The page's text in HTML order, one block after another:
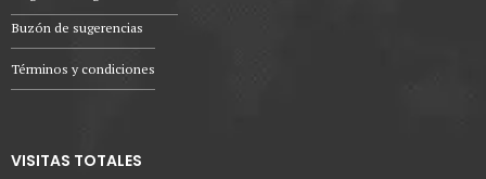
Buzón de sugerencias
Términos y condiciones
VISITAS TOTALES